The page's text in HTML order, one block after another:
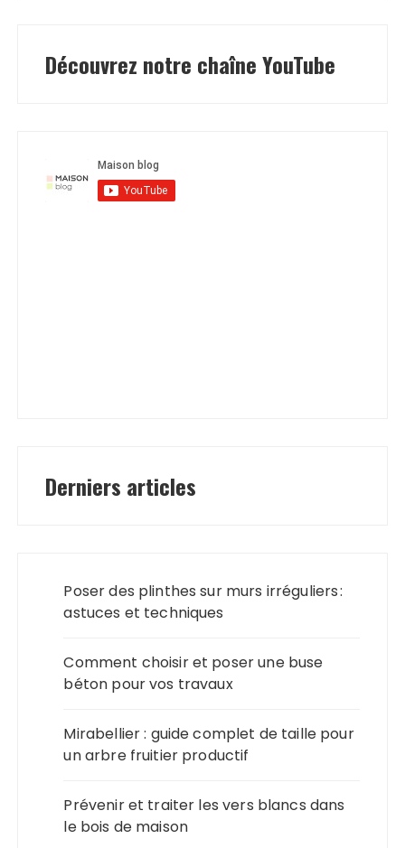
Découvrez notre chaîne YouTube
Derniers articles
Poser des plinthes sur murs irréguliers :
astuces et techniques
Comment choisir et poser une buse
béton pour vos travaux
Mirabellier : guide complet de taille pour
un arbre fruitier productif
Prévenir et traiter les vers blancs dans
le bois de maison